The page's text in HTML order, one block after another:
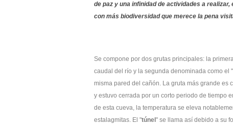
de paz y una infinidad de actividades a realizar,
con más biodiversidad que merece la pena
Se compone por dos grutas principales: la
caudal del río y la segunda denominada como el "
misma pared del cañón. La gruta más grande es
y estuvo cerrada por un corto periodo de tiempo
de esta cueva, la temperatura se eleva
estalagmitas. El "túnel " se llama así debido a su